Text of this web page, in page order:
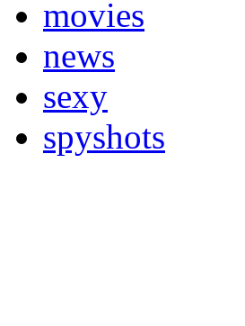
movies
news
sexy
spyshots